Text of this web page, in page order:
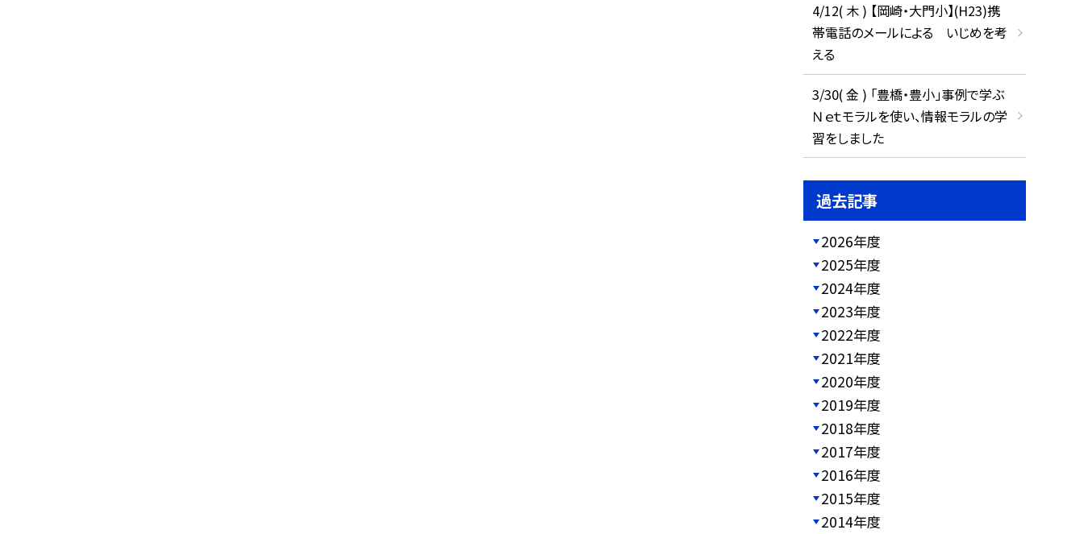
4/12( 木 ) 【岡崎・大門小】(H23)携
帯電話のメールによる いじめを考
える
3/30( 金 ) 「豊橋・豊小」事例で学ぶ
Ｎｅｔモラルを使い、情報モラルの学
習をしました
過去記事
2026年度
2025年度
2024年度
2023年度
2022年度
2021年度
2020年度
2019年度
2018年度
2017年度
2016年度
2015年度
2014年度